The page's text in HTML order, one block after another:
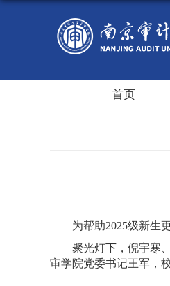
首页
为帮助2025级新生
聚光灯下，倪宇寒
审学院党委书记王军，